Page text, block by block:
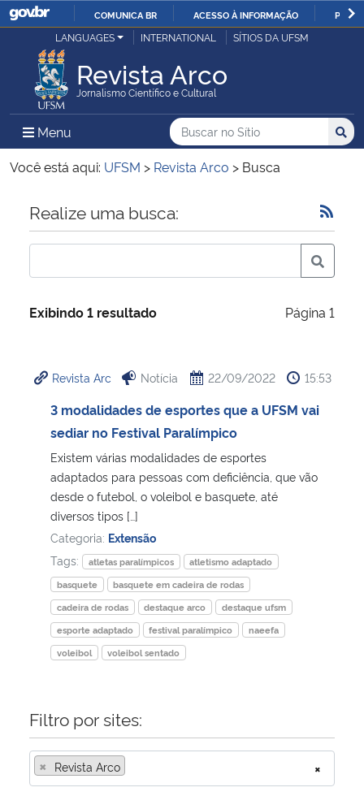
IR
O
COMUNICA BR ACESSO À INFORMAÇÃO
Ministério da Justiça e Segurança Pública
Ministério da Defesa
Ministério das Relações Exteriores
Ministério da Economia
Ministério da Infraestrutura
Ministério da Cidadania
Ministério de Minas e Energia
Ministério da Ciência, Tecnologia, Inovações e Comunicações
Ministério do Meio Ambiente
Ministério do Turismo
Ministério do Desenvolvimento Regional
Ministério da Mulher, da Família e dos Direitos Humanos
Secretaria-Geral
LANGUAGES INTERNATIONAL SÍTIOS DA UFSM
Revista Arco
Jornalismo Científico e Cultural
Menu Menu Principal do Sítio
Busca
Buscar no no Sítio
Busca:
Você está aqui: UFSM > Revista Arco > Busca
Início do conteúdo
Realize uma busca:
Exibindo 1 resultado Página 1
Revista Arc Notícia 22/09/2022 15:53
3 modalidades de esportes que a UFSM vai
sediar no Festival Paralímpico
Existem várias modalidades de esportes
adaptados para pessoas com deficiência, que vão
desde o futebol, o voleibol e basquete, até
diversos tipos […]
Categoria: Extensão
Tags:
atletas paralímpicos
atletismo adaptado
basquete
basquete em cadeira de rodas
cadeira de rodas
destaque arco
destaque ufsm
esporte adaptado
festival paralímpico
naeefa
voleibol
voleibol sentado
Filtro por sites:
×
× Revista Arco